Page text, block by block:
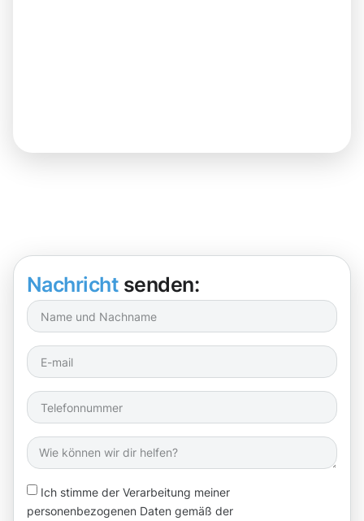
Nachricht senden:
Ich stimme der Verarbeitung meiner
personenbezogenen Daten gemäß der